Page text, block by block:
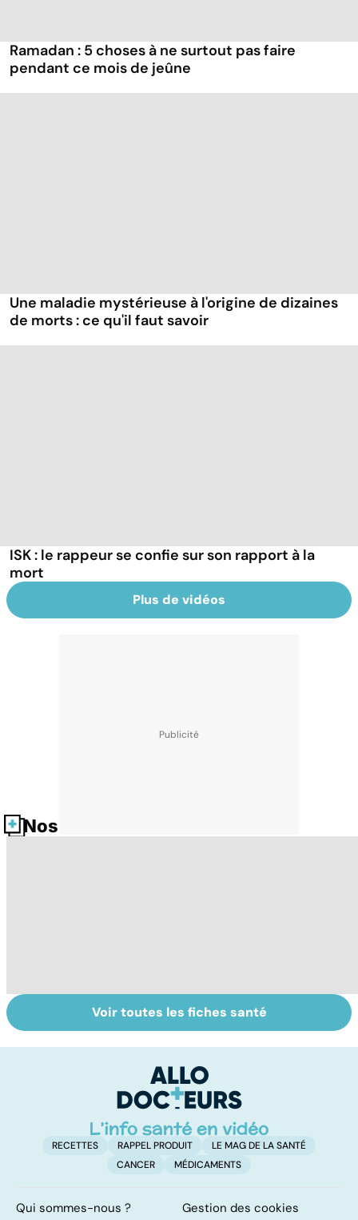
Ramadan : 5 choses à ne surtout pas faire
pendant ce mois de jeûne
Une maladie mystérieuse à l'origine de dizaines
de morts : ce qu'il faut savoir
ISK : le rappeur se confie sur son rapport à la
mort
Plus de vidéos
Nos fiches santé
Covid-19 : tout
savoir sur la
La tuberculose
pulmonaire
Voir toutes les fiches santé
RECETTES RAPPEL PRODUIT
LE MAG DE LA SANTÉ
CANCER
MÉDICAMENTS
Qui sommes-nous ? Gestion des cookies